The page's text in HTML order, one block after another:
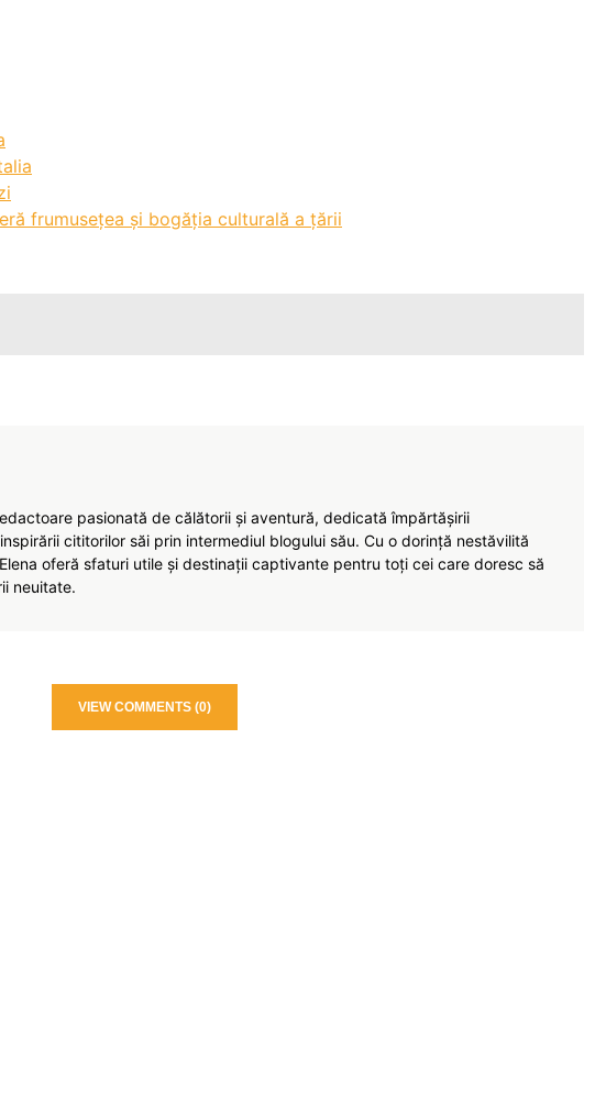
frumusețea și bogăția culturală a țării
pasionată de călătorii și aventură, dedicată împărtășirii
cititorilor săi prin intermediul blogului său. Cu o dorință nestăvilită
oferă sfaturi utile și destinații captivante pentru toți cei care doresc să
neuitate.
VIEW COMMENTS (0)